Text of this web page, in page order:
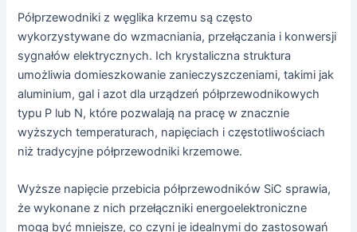
Półprzewodniki z węglika krzemu są często
wykorzystywane do wzmacniania, przełączania i konwersji
sygnałów elektrycznych. Ich krystaliczna struktura
umożliwia domieszkowanie zanieczyszczeniami, takimi jak
aluminium, gal i azot dla urządzeń półprzewodnikowych
typu P lub N, które pozwalają na pracę w znacznie
wyższych temperaturach, napięciach i częstotliwościach
niż tradycyjne półprzewodniki krzemowe.
Wyższe napięcie przebicia półprzewodników SiC sprawia,
że wykonane z nich przełączniki energoelektroniczne
mogą być mniejsze, co czyni je idealnymi do zastosowań